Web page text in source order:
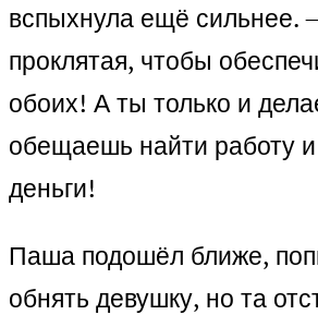
вспыхнула ещё сильнее.
проклятая, чтобы
обоих! А ты только и
обещаешь найти работу
деньги!
Паша подошёл ближе,
обнять девушку, но та